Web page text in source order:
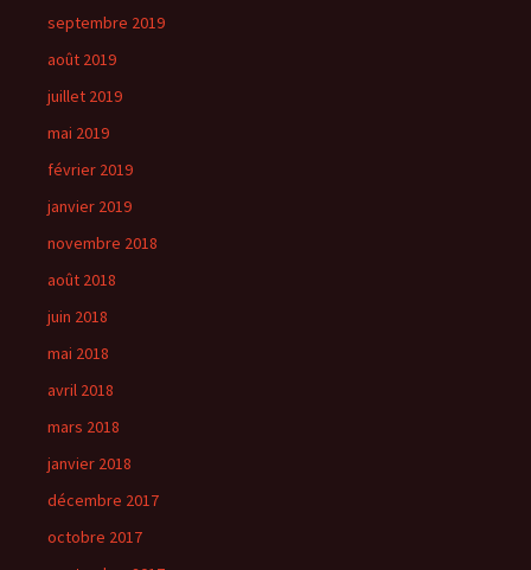
septembre 2019
août 2019
juillet 2019
mai 2019
février 2019
janvier 2019
novembre 2018
août 2018
juin 2018
mai 2018
avril 2018
mars 2018
janvier 2018
décembre 2017
octobre 2017